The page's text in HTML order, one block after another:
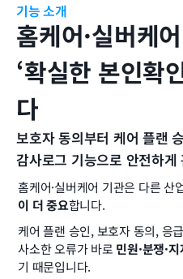
기능 소개
홈케어·실버케
‘확실한 본인확
다
보호자 동의부터 케어 플랜
감사로그 기능으로 안전하게
홈케어·실버케어 기관은 다른 산
이 더 중요합니다.
케어 플랜 승인, 보호자 동의, 응
사소한 오류가 바로 민원·분쟁·
기 때문입니다.